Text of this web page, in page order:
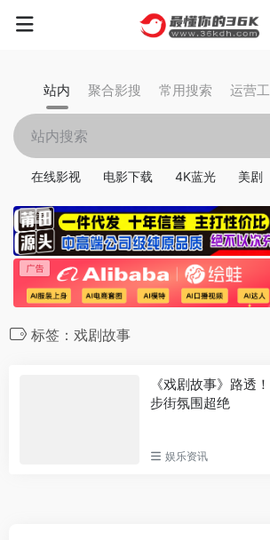
站内 聚合影搜 常用搜索 运营
在线影视 电影下载 4K蓝光 美剧
标签：戏剧故事
《戏剧故事》路透
步街氛围超绝
娱乐资讯